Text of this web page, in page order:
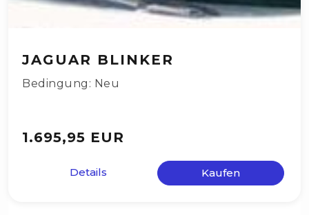
JAGUAR BLINKER
Bedingung: Neu
1.695,95 EUR
Details Kaufen